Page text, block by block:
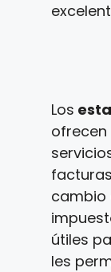
Los
cambio
útiles
les